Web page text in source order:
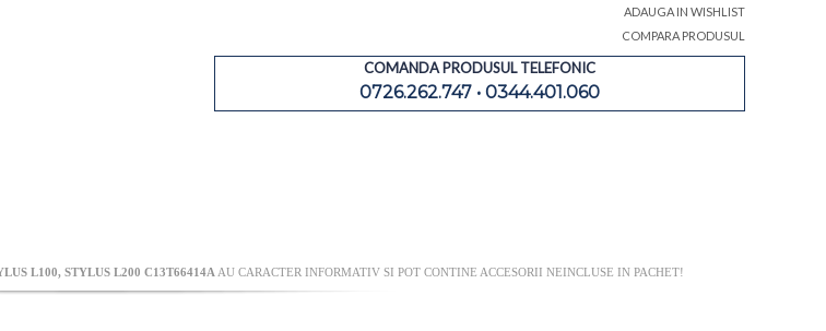
ADAUGA IN WISHLIST
COMPARA PRODUSUL
COMANDA PRODUSUL TELEFONIC
0726.262.747 • 0344.401.060
L100, STYLUS L200 C13T66414AAU CARACTER INFORMATIV SI POT CONTINE ACCESORII NEINCLUSE IN PACHET!